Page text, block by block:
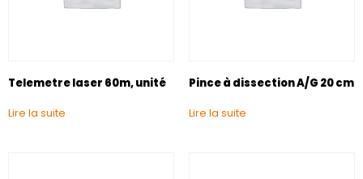
Telemetre laser 60m, unité
Lire la suite
Pince à dissection A/G 20 cm
Lire la suite